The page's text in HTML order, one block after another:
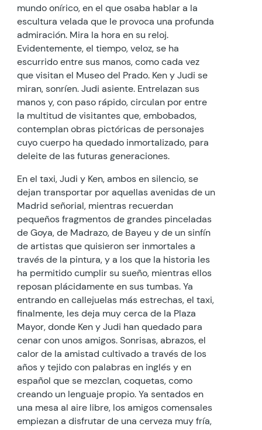
mundo onírico, en el que osaba hablar a la
escultura velada que le provoca una profunda
admiración. Mira la hora en su reloj.
Evidentemente, el tiempo, veloz, se ha
escurrido entre sus manos, como cada vez
que visitan el Museo del Prado. Ken y Judi se
miran, sonríen. Judi asiente. Entrelazan sus
manos y, con paso rápido, circulan por entre
la multitud de visitantes que, embobados,
contemplan obras pictóricas de personajes
cuyo cuerpo ha quedado inmortalizado, para
deleite de las futuras generaciones.
En el taxi, Judi y Ken, ambos en silencio, se
dejan transportar por aquellas avenidas de un
Madrid señorial, mientras recuerdan
pequeños fragmentos de grandes pinceladas
de Goya, de Madrazo, de Bayeu y de un sinfín
de artistas que quisieron ser inmortales a
través de la pintura, y a los que la historia les
ha permitido cumplir su sueño, mientras ellos
reposan plácidamente en sus tumbas. Ya
entrando en callejuelas más estrechas, el taxi,
finalmente, les deja muy cerca de la Plaza
Mayor, donde Ken y Judi han quedado para
cenar con unos amigos. Sonrisas, abrazos, el
calor de la amistad cultivado a través de los
años y tejido con palabras en inglés y en
español que se mezclan, coquetas, como
creando un lenguaje propio. Ya sentados en
una mesa al aire libre, los amigos comensales
empiezan a disfrutar de una cerveza muy fría,